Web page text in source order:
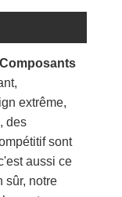
Composants
extrême,
des
sont
aussi ce
sûr, notre